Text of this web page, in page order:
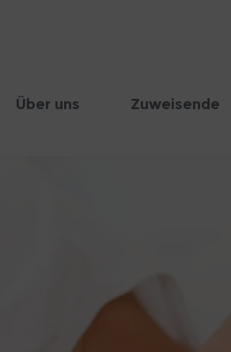
Über uns Zuweisende